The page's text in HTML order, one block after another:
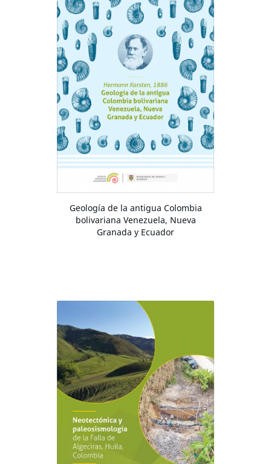
Geología de la antigua Colombia
bolivariana Venezuela, Nueva
Granada y Ecuador